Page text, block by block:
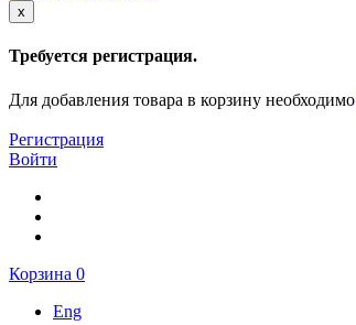
x
Требуется регистрация.
Для добавления товара в корзину необходимо
Регистрация
Войти
Корзина 0
Eng